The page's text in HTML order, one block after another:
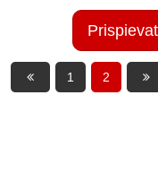
1 2